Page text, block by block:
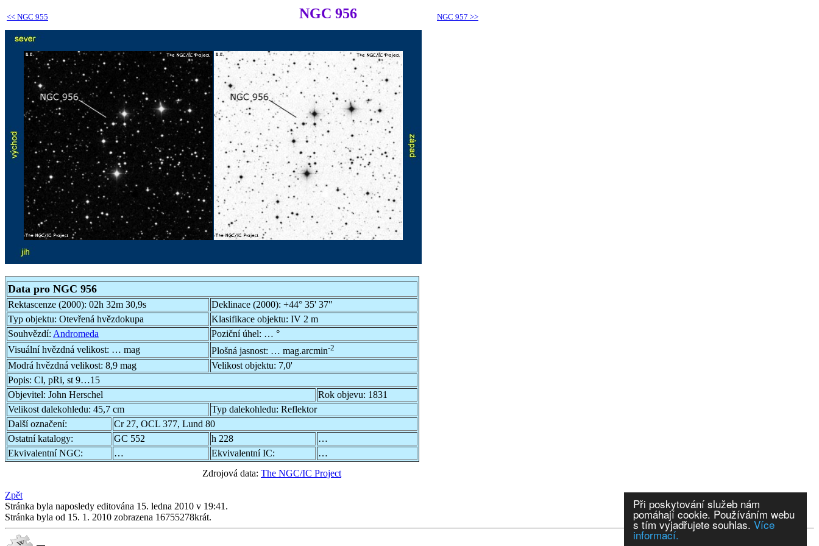
Při poskytování služeb nám
pomáhají cookie. Používáním webu
s tím vyjadřujete souhlas. Více
informací.
<< NGC 955 NGC 956 NGC 957 >>
Data pro NGC 956
Rektascenze (2000): 02h 32m 30,9s Deklinace (2000): +44° 35' 37"
Typ objektu: Otevřená hvězdokupa Klasifikace objektu: IV 2 m
Souhvězdí: Andromeda Poziční úhel: … °
Visuální hvězdná velikost: … mag Plošná jasnost: … mag.arcmin-2
Modrá hvězdná velikost: 8,9 mag Velikost objektu: 7,0'
Popis: Cl, pRi, st 9…15
Objevitel: John Herschel Rok objevu: 1831
Velikost dalekohledu: 45,7 cm Typ dalekohledu: Reflektor
Další označení:
Cr 27, OCL 377, Lund 80
Ostatní katalogy:
GC 552 h 228
…
Ekvivalentní NGC:
… Ekvivalentní IC:
…
Zdrojová data: The NGC/IC Project
Zpět
Stránka byla naposledy editována 15. ledna 2010 v 19:41.
Stránka byla od 15. 1. 2010 zobrazena 16755278krát.